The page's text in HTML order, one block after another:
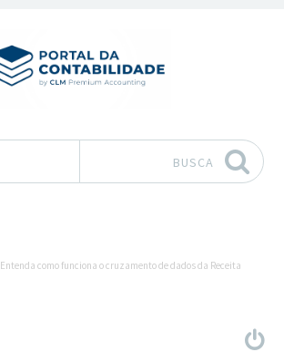
BUSCA
Entenda como funciona o cruzamento de dados da Receita